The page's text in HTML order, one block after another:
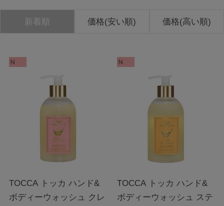
新着順 価格(安い順) 価格(高い順)
TOCCA トッカ ハンド&
ボディーウォッシュ クレ
TOCCA トッカ ハンド&
ボディーウォッシュ ステ